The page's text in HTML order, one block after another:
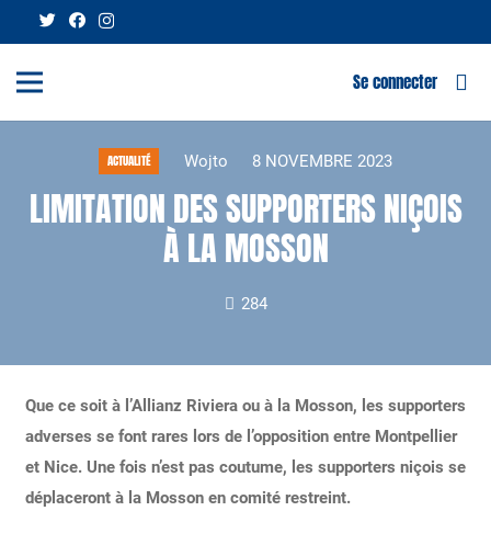
Se connecter
ACTUALITÉ Wojto 8 NOVEMBRE 2023
LIMITATION DES SUPPORTERS NIÇOIS
À LA MOSSON
284
Que ce soit à l’Allianz Riviera ou à la Mosson, les supporters
adverses se font rares lors de l’opposition entre Montpellier
et Nice. Une fois n’est pas coutume, les supporters niçois se
déplaceront à la Mosson en comité restreint.